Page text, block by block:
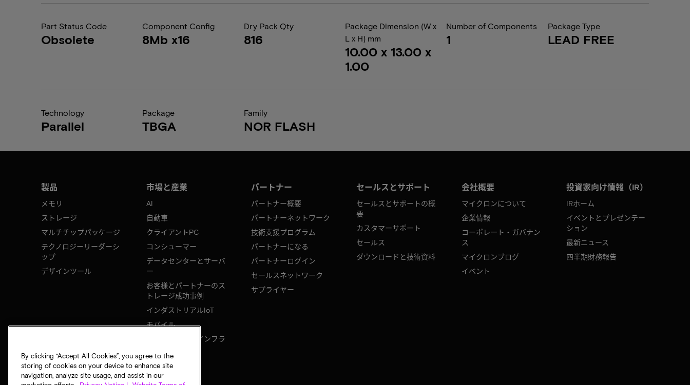
Part Status Code
Obsolete
Component Config
8Mb x16
Dry Pack Qty
816
Package Dimension (W x
L x H) mm
10.00 x 13.00 x
1.00
Number of Components
1
Package Type
LEAD FREE
Technology
Parallel
Package
TBGA
Family
NOR FLASH
製品
メモリ
ストレージ
マルチチップパッケージ
テクノロジーリーダーシ
ップ
デザインツール
市場と産業
AI
自動車
クライアントPC
コンシューマー
データセンターとサーバ
ー
お客様とパートナーのス
トレージ成功事例
インダストリアルIoT
モバイル
ネットワークのインフラ
パートナー
パートナー概要
パートナーネットワーク
技術支援プログラム
パートナーになる
パートナーログイン
セールスネットワーク
サプライヤー
セールスとサポート
セールスとサポートの概
要
カスタマーサポート
セールス
ダウンロードと技術資料
会社概要
マイクロンについて
企業情報
コーポレート・ガバナン
ス
マイクロンブログ
イベント
投資家向け情報（IR）
IRホーム
イベントとプレゼンテー
ション
最新ニュース
四半期財務報告
By clicking “Accept All Cookies”, you agree to the
storing of cookies on your device to enhance site
navigation, analyze site usage, and assist in our